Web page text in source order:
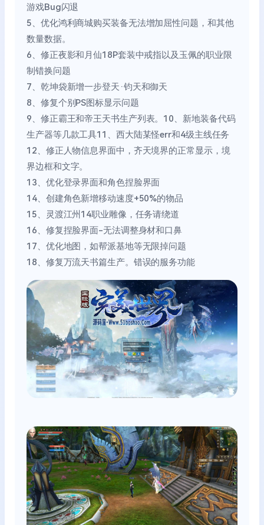
游戏Bug闪退
5、优化鸿利商城购买装备无法增加屈性问题，和其他
数量数据。
6、修正夜影和月仙18P套装中戒指以及玉佩的职业限
制错换问题
7、乾坤袋新增一步登天·钧天和御天
8、修复个别PS图标显示问题
9、修正霸王和帝王天书生产列表。10、新地装备代码
生产器等几款工具11、西大陆某怪err和4级主线任务
12、修正人物信息界面中，齐天境界的正常显示，境
界边框和文字。
13、优化登录界面和角色捏脸界面
14、创建角色新增移动速度+50%的物品
15、灵渡江州14职业雕像，任务请绕道
16、修复捏脸界面-无法调整身材和口鼻
17、优化地图，如帮派基地等无限掉问题
18、修复万流天书篇生产。错误的服务功能